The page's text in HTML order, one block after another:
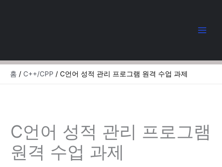
너
홈 C++/CPP C언어 성적 관리 프로그램 원격 수업 과제
C언어 성적 관리 프로그램
원격 수업 과제